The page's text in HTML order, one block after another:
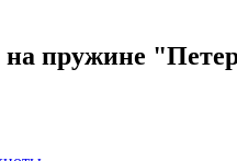
пружине